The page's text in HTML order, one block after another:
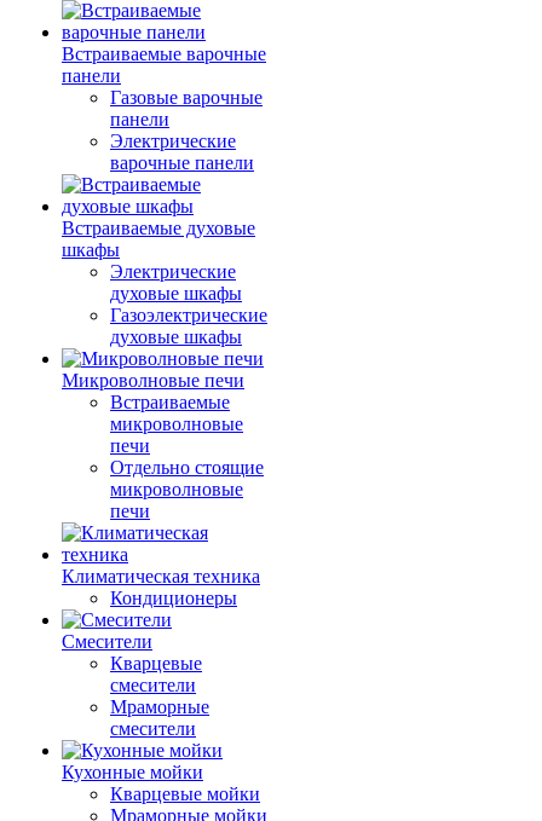
Встраиваемые варочные
панели
Газовые варочные
панели
Электрические
варочные панели
Встраиваемые духовые
шкафы
Электрические
духовые шкафы
Газоэлектрические
духовые шкафы
Микроволновые печи
Встраиваемые
микроволновые
печи
Отдельно стоящие
микроволновые
печи
Климатическая техника
Кондиционеры
Смесители
Кварцевые
смесители
Мраморные
смесители
Кухонные мойки
Кварцевые мойки
Мраморные мойки